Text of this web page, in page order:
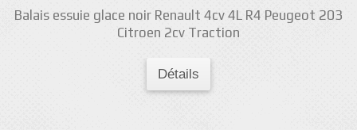
Balais essuie glace noir Renault 4cv 4L R4 Peugeot 203
Citroen 2cv Traction
Détails